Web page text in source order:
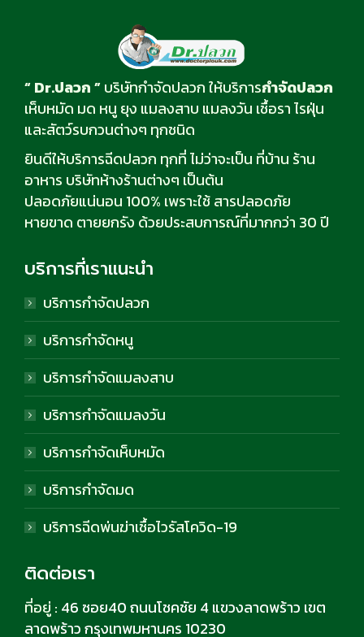
“ Dr.ปลวก ”บริษัทกำจัดปลวก ให้บริการกำจัดปลวก
เห็บหมัด มด หนู ยุง แมลงสาบ แมลงวัน เชื้อรา ไรฝุ่น
และสัตว์รบกวนต่างๆ ทุกชนิด
ยินดีให้บริการฉีดปลวก ทุกที่ ไม่ว่าจะเป็น ที่บ้าน ร้าน
อาหาร บริษัทห้างร้านต่างๆ เป็นต้น
ปลอดภัยแน่นอน 100% เพราะใช้ สารปลอดภัย
หายขาด ตายยกรัง ด้วยประสบการณ์ที่มากกว่า 30 ปี
บริการที่เราแนะนำ
บริการกำจัดปลวก
บริการกำจัดหนู
บริการกำจัดแมลงสาบ
บริการกำจัดแมลงวัน
บริการกำจัดเห็บหมัด
บริการกำจัดมด
บริการฉีดพ่นฆ่าเชื้อไวรัสโควิด-19
ติดต่อเรา
ที่อยู่ : 46 ซอย40 ถนนโชคชัย 4 แขวงลาดพร้าว เขต
ลาดพร้าว กรุงเทพมหานคร 10230